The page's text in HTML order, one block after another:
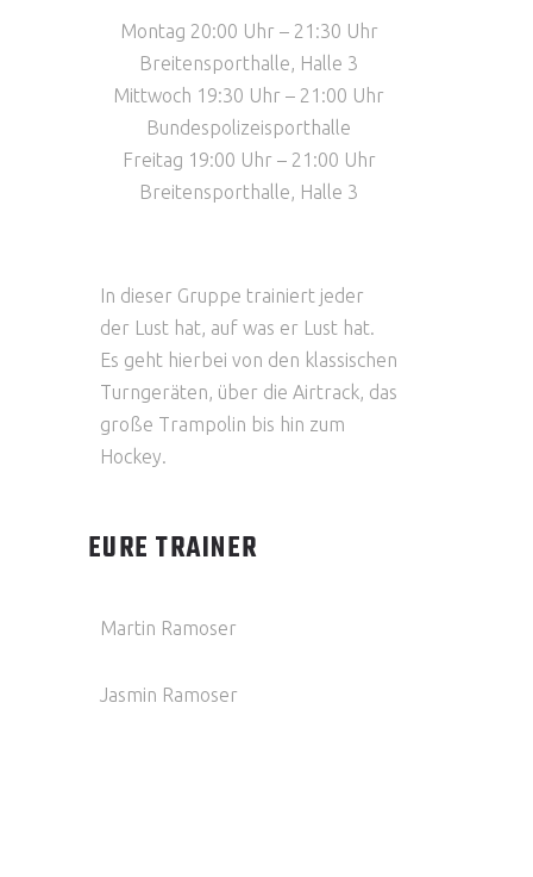
Montag 20:00 Uhr – 21:30 Uhr
Breitensporthalle, Halle 3
Mittwoch 19:30 Uhr – 21:00 Uhr
Bundespolizeisporthalle
Freitag 19:00 Uhr – 21:00 Uhr
Breitensporthalle, Halle 3
In dieser Gruppe trainiert jeder
der Lust hat, auf was er Lust hat.
Es geht hierbei von den klassischen
Turngeräten, über die Airtrack, das
große Trampolin bis hin zum
Hockey.
EURE TRAINER
Martin Ramoser
Jasmin Ramoser